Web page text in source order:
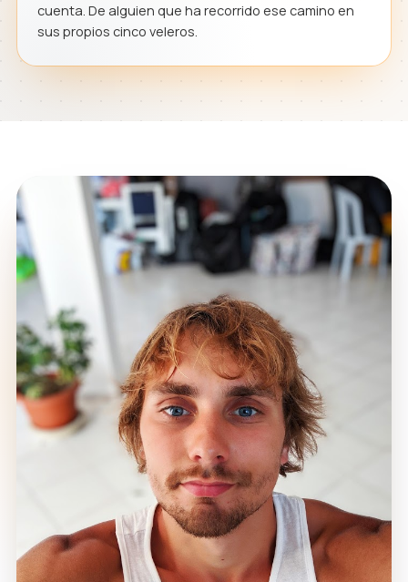
cuenta. De alguien que ha recorrido ese camino en
sus propios cinco veleros.